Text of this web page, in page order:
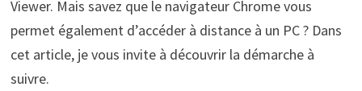
Viewer. Mais savez que le navigateur Chrome vous
permet également d’accéder à distance à un PC ? Dans
cet article, je vous invite à découvrir la démarche à
suivre.